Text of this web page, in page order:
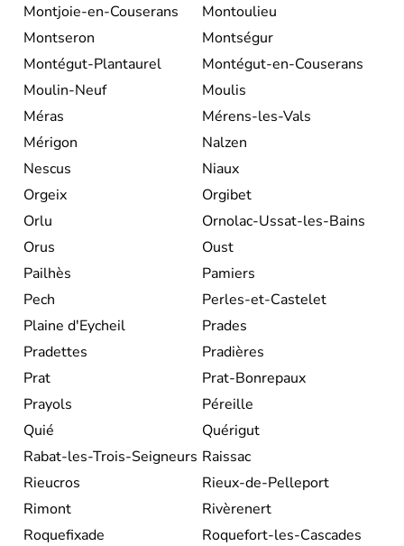
Montjoie-en-Couserans
Montoulieu
Montseron
Montségur
Montégut-Plantaurel
Montégut-en-Couserans
Moulin-Neuf
Moulis
Méras
Mérens-les-Vals
Mérigon
Nalzen
Nescus
Niaux
Orgeix
Orgibet
Orlu
Ornolac-Ussat-les-Bains
Orus
Oust
Pailhès
Pamiers
Pech
Perles-et-Castelet
Plaine d'Eycheil
Prades
Pradettes
Pradières
Prat
Prat-Bonrepaux
Prayols
Péreille
Quié
Quérigut
Rabat-les-Trois-Seigneurs Raissac
Rieucros
Rieux-de-Pelleport
Rimont
Rivèrenert
Roquefixade
Roquefort-les-Cascades